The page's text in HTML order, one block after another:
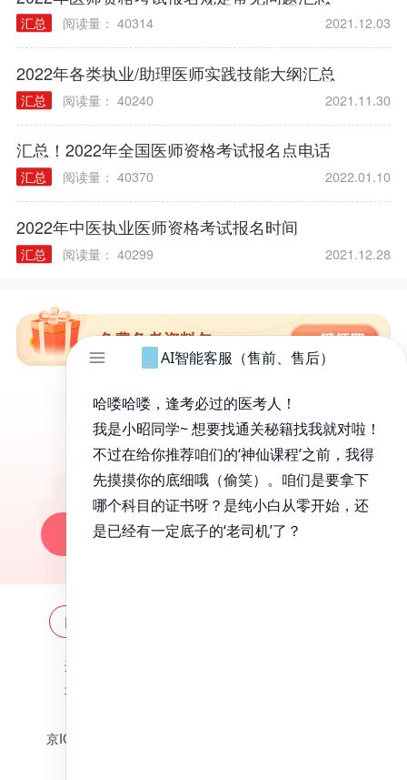
汇总 阅读量： 40314 2021.12.03
2022年各类执业/助理医师实践技能大纲汇总
汇总 阅读量： 40240 2021.11.30
汇总！2022年全国医师资格考试报名点电话
汇总 阅读量： 40370 2022.01.10
2022年中医执业医师资格考试报名时间
汇总 阅读量： 40299 2021.12.28
免费备考资料包
昭昭医考APP
百万医考生都在用的APP
昭昭题库-随时做，昭神直播-随心学!
一键安装做题
网站地图
违法和不良信息举报邮箱：
北京市西城区宣武门东河沿街69号正弘大厦208室
京ICP备18051095号-1